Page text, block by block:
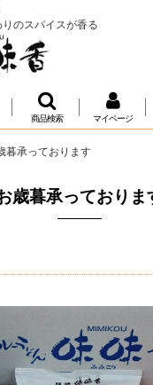
のスパイスが香る
商品検索 マイページ
暮承っております
歳暮承っておりま